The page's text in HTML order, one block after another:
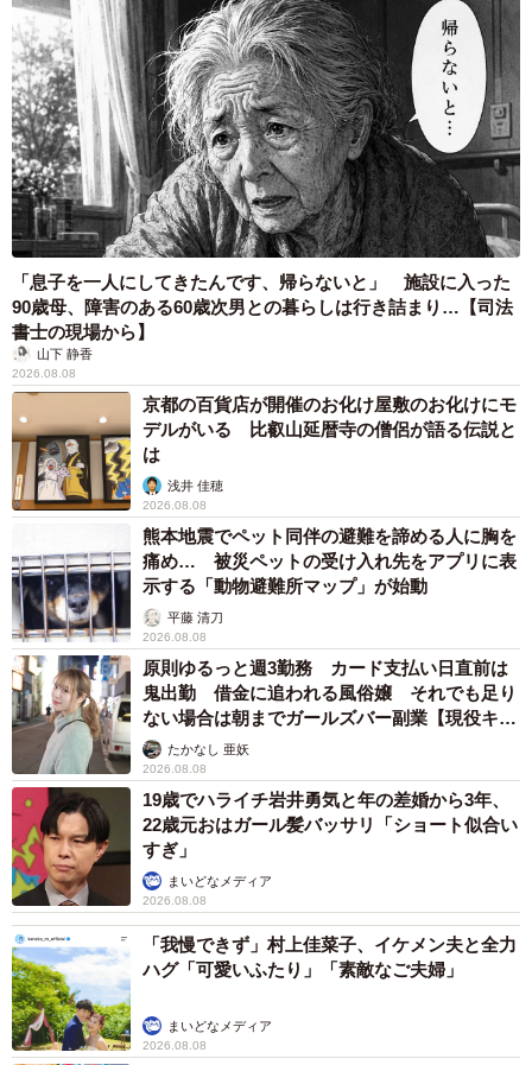
「息子を一人にしてきたんです、帰らないと」 施設に入った
90歳母、障害のある60歳次男との暮らしは行き詰まり…【司法
書士の現場から】
山下 静香
2026.08.08
京都の百貨店が開催のお化け屋敷のお化けにモ
デルがいる 比叡山延暦寺の僧侶が語る伝説と
は
浅井 佳穂
2026.08.08
熊本地震でペット同伴の避難を諦める人に胸を
痛め… 被災ペットの受け入れ先をアプリに表
示する「動物避難所マップ」が始動
平藤 清刀
2026.08.08
原則ゆるっと週3勤務 カード支払い日直前は
鬼出勤 借金に追われる風俗嬢 それでも足り
ない場合は朝までガールズバー副業【現役キャ
ストに取材】
たかなし 亜妖
2026.08.08
19歳でハライチ岩井勇気と年の差婚から3年、
22歳元おはガール髪バッサリ「ショート似合い
すぎ」
まいどなメディア
2026.08.08
「我慢できず」村上佳菜子、イケメン夫と全力
ハグ「可愛いふたり」「素敵なご夫婦」
まいどなメディア
2026.08.08